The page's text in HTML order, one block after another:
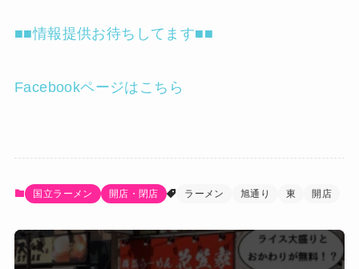
■■情報提供お待ちしてます■■
Facebookページはこちら
国立ラーメン 開店・閉店 ラーメン 旭通り 東 開店